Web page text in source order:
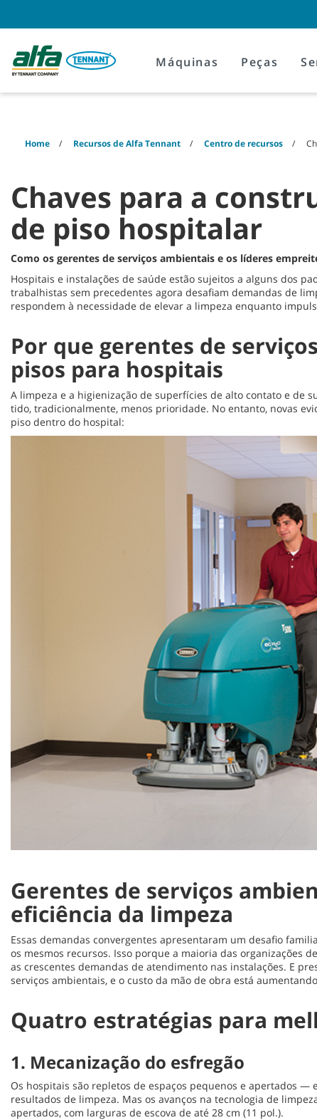
content
navigation
Máquinas Peças
Home Recursos de Alfa Tennant Centro de recursos
Chaves para a
de piso hospitalar
Como os gerentes de serviços ambientais e os líderes
Hospitais e instalações de saúde estão sujeitos a alguns dos
trabalhistas sem precedentes agora desafiam demandas de
respondem à necessidade de elevar a limpeza enquanto
Por que gerentes de
pisos para hospitais
A limpeza e a higienização de superfícies de alto contato e de
tido, tradicionalmente, menos prioridade. No entanto, novas
piso dentro do hospital:
Gerentes de serviços
eficiência da limpeza
Essas demandas convergentes apresentaram um desafio
os mesmos recursos. Isso porque a maioria das organizações
as crescentes demandas de atendimento nas instalações. E
serviços ambientais, e o custo da mão de obra está
Quatro estratégias para
1. Mecanização do esfregão
Os hospitais são repletos de espaços pequenos e apertados
resultados de limpeza. Mas os avanços na tecnologia de
apertados, com larguras de escova de até 28 cm (11 pol.).